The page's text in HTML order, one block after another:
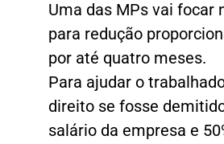
Uma das MPs vai focar
para redução
por até quatro meses.
Para ajudar o
direito se fosse
salário da empresa e